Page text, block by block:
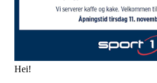
Hei!